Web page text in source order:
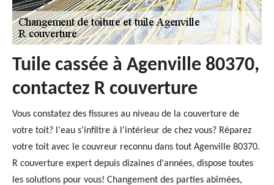
Tuile cassée à Agenville 80370,
contactez R couverture
Vous constatez des fissures au niveau de la couverture de
votre toit? l'eau s'infiltre à l'intérieur de chez vous? Réparez
votre toit avec le couvreur reconnu dans tout Agenville 80370.
R couverture expert depuis dizaines d'années, dispose toutes
les solutions pour vous! Changement des parties abîmées,